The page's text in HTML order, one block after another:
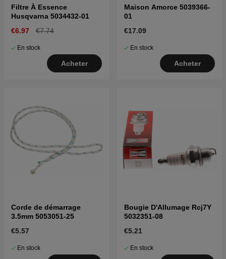
Filtre À Essence
Husqvarna 5034432-01
€6.97
€7.74
En stock
Acheter
Maison Amorce 5039366-
01
€17.09
En stock
Acheter
Corde de démarrage
3.5mm 5053051-25
€5.57
En stock
Bougie D'Allumage Rcj7Y
5032351-08
€5.21
En stock